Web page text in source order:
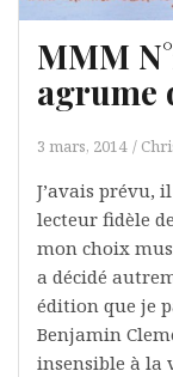
MMM
agrume
3 mars, 2014
J’avais prévu,
lecteur fidèle
mon choix
a décidé
édition que je
Benjamin
insensible à